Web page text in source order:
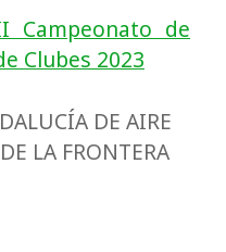
Campeonato de
Clubes 2023
DE AIRE
LA FRONTERA